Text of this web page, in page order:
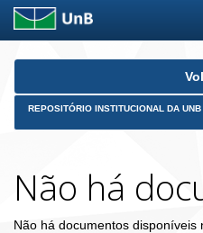
Skip
REPOSITÓRIO INSTITUCIONAL DA UNB
Não há
Não há documentos